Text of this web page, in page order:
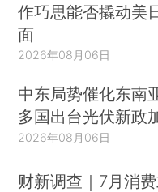
作巧思能否撬动美
面
2026年08月06日
中东局势催化东南
多国出台光伏新政
2026年08月06日
财新调查｜7月消